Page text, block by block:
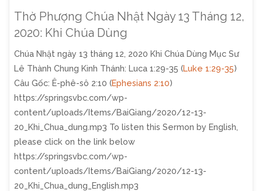
2020:
Khi
Chúa
Hành
Động"
Thờ Phượng Chúa Nhật Ngày 13 Tháng 12,
2020: Khi Chúa Dùng
Chúa Nhật ngày 13 tháng 12, 2020 Khi Chúa Dùng Mục Sư
Lê Thành Chung Kinh Thánh: Luca 1:29-35 (Luke 1:29-35)
Câu Gốc: Ê-phê-sô 2:10 (Ephesians 2:10)
https://springsvbc.com/wp-
content/uploads/Items/BaiGiang/2020/12-13-
20_Khi_Chua_dung.mp3 To listen this Sermon by English,
please click on the link below
https://springsvbc.com/wp-
content/uploads/Items/BaiGiang/2020/12-13-
20_Khi_Chua_dung_English.mp3